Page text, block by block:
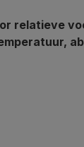
relatieve